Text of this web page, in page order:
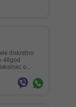
48god
o...